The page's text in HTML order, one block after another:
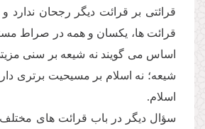
قرائتى بر قرائت دیگر رجحان ندارد
قرائت ها، یكسان و همه در صراط
اساس مى گویند نه شیعه بر سنى
شیعه؛ نه اسلام بر مسیحیت برترى
اسلام.
سؤال دیگر در باب قرائت هاى